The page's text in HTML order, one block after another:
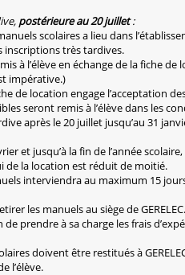
postérieure au 20 juillet:
scolaires a lieu dans
inscriptions très tardives.
à l’élève en échange de la fiche
impérative.)
de location engage l’acceptation
seront remis à l’élève dans les
après le 20 juillet jusqu’au 31
et jusqu’à la fin de l’année
de la location est réduit de moitié.
interviendra au maximum 15
les manuels au siège de
prendre à sa charge les frais
doivent être restitués à
l’élève.